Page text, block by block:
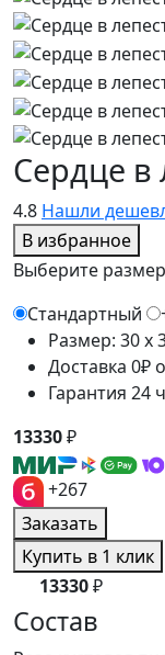
4.8 Нашли
В избранное
Сердце в
Выберите
Стандартный
Размер: 30 x
Доставка 0₽
Гарантия 24
13330₽
+267
Заказать
Купить в 1 клик
13330₽
Состав